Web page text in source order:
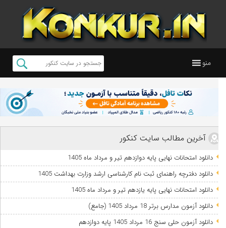
منو
آخرین مطالب سایت کنکور
دانلود امتحانات نهایی پایه دوازدهم تیر و مرداد ماه 1405
دانلود دفترچه راهنمای ثبت نام کارشناسی ارشد وزارت بهداشت 1405
دانلود امتحانات نهایی پایه یازدهم تیر و مرداد ماه 1405
دانلود آزمون مدارس برتر 18 مرداد 1405 (جامع)
دانلود آزمون حلی سنج 16 مرداد 1405 پایه دوازدهم